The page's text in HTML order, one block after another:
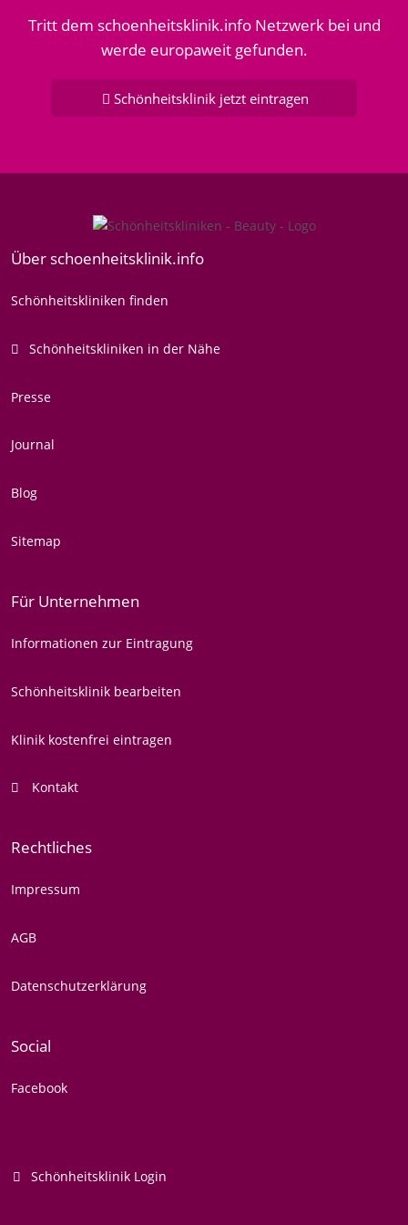
Tritt dem schoenheitsklinik.info Netzwerk bei und
werde europaweit gefunden.
Schönheitsklinik jetzt eintragen
Über schoenheitsklinik.info
Schönheitskliniken finden
Schönheitskliniken in der Nähe
Presse
Journal
Blog
Sitemap
Für Unternehmen
Informationen zur Eintragung
Schönheitsklinik bearbeiten
Klinik kostenfrei eintragen
Kontakt
Rechtliches
Impressum
AGB
Datenschutzerklärung
Social
Facebook
Schönheitsklinik Login